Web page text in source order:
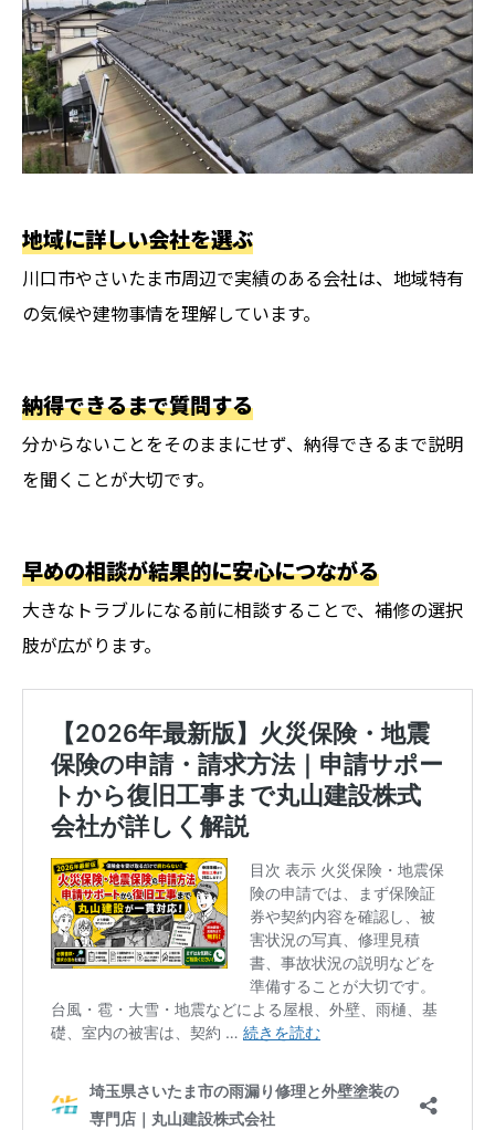
地域に詳しい会社を選ぶ
川口市やさいたま市周辺で実績のある会社は、地域特有
の気候や建物事情を理解しています。
納得できるまで質問する
分からないことをそのままにせず、納得できるまで説明
を聞くことが大切です。
早めの相談が結果的に安心につながる
大きなトラブルになる前に相談することで、補修の選択
肢が広がります。